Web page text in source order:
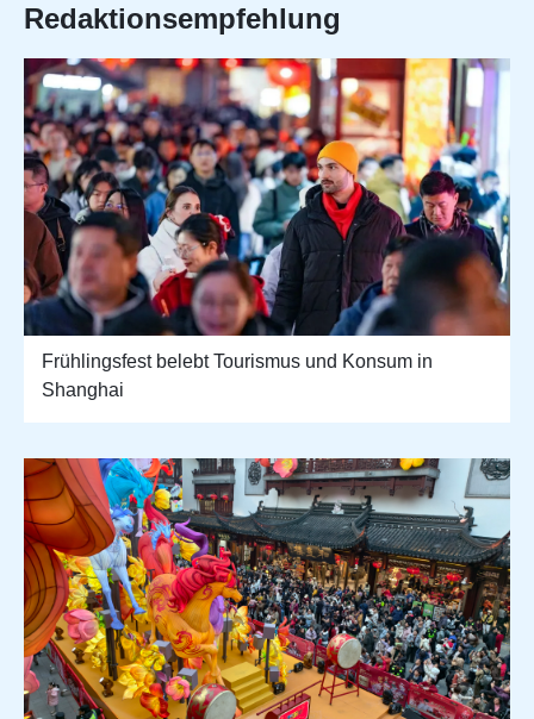
Redaktionsempfehlung
Frühlingsfest belebt Tourismus und Konsum in
Shanghai